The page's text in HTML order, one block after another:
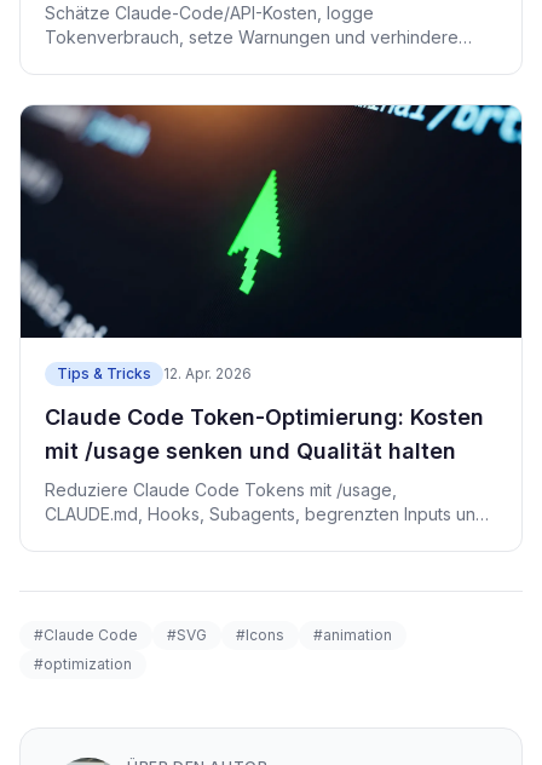
Schätze Claude-Code/API-Kosten, logge
Tokenverbrauch, setze Warnungen und verhindere
Tips & Tricks 12. Apr. 2026
Claude Code Token-Optimierung: Kosten
mit /usage senken und Qualität halten
Reduziere Claude Code Tokens mit /usage,
CLAUDE.md, Hooks, Subagents, begrenzten Inputs und
#Claude Code #SVG #Icons
#animation
#optimization